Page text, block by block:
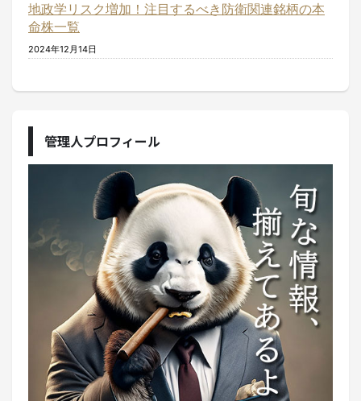
地政学リスク増加！注目するべき防衛関連銘柄の本
命株一覧
2024年12月14日
管理人プロフィール